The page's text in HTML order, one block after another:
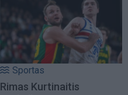
Sportas
Rimas Kurtinaitis